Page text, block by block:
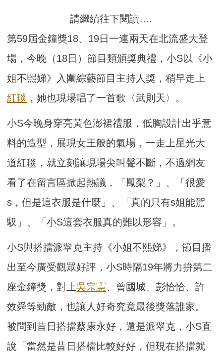
請繼續往下閱讀….
第59屆金鐘獎18、19日一連兩天在北流盛大登
場，今晚（18日）節目類頒獎典禮，小S以《小
姐不熙娣》入圍綜藝節目主持人獎，稍早走上
紅毯 ，她也現場唱了一首歌〈武則天〉。
小S今晚身穿亮黃色澎裙禮服，低胸設計出乎意
料的造型，展現女王般的氣場，一走上星光大
道紅毯，就立刻讓現場尖叫聲不斷，不過網友
看了在留言區掀起熱議，「鳳梨？」、「很愛
s，但是這衣服是什麼」、「真的只有s姐能駕
馭」、「小S這套衣服真的難以形容」。
小S與搭擋派翠克主持《小姐不熙娣》，節目播
出至今廣受觀眾好評，小S時隔19年將力拚第二
座金鐘獎，對上吳宗憲、曾國城、彭恰恰、許
效舜等勁敵，也讓人好奇究竟最後獎落誰家。
被問到昔日搭擋蔡康永好，還是派翠克，小S直
說「當然是昔日搭檔比較好好，但現在搭擋就